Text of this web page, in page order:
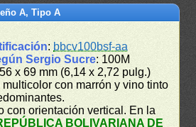
A, Tipo A
: bbcv100bsf-aa
Sergio Sucre: 100M
x 69 mm (6,14 x 2,72 pulg.)
multicolor con marrón y vino tinto
con orientación vertical. En la
BOLIVARIANA DE